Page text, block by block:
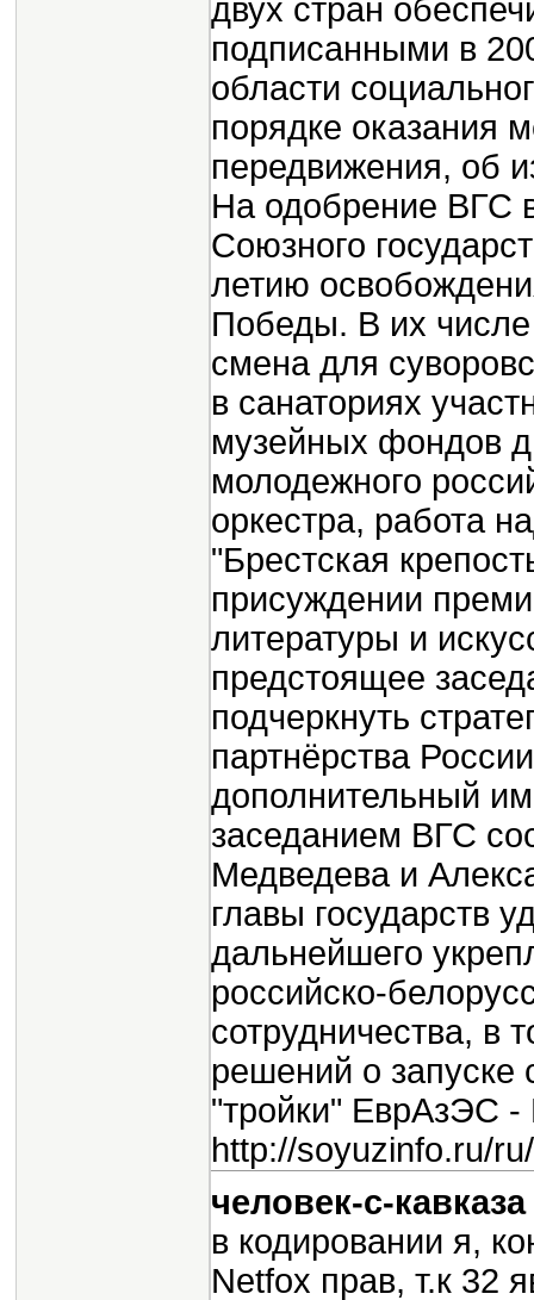
двух стран
подписанными в
области
порядке оказания
передвижения, об
На одобрение ВГС
Союзного
летию
Победы. В их числе
смена для
в санаториях
музейных фондов
молодежного
оркестра, работа
"Брестская
присуждении
литературы и
предстоящее
подчеркнуть
партнёрства
дополнительный
заседанием ВГС
Медведева и
главы государств
дальнейшего
российско-
сотрудничества, в
решений о запуске
"тройки" ЕврАзЭС -
http://soyuzinfo.ru/
человек-с-кавказа
в кодировании я,
Netfox прав, т.к 32